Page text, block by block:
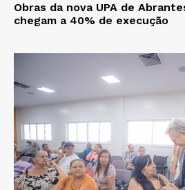
Obras da nova UPA de
chegam a 40% de execução